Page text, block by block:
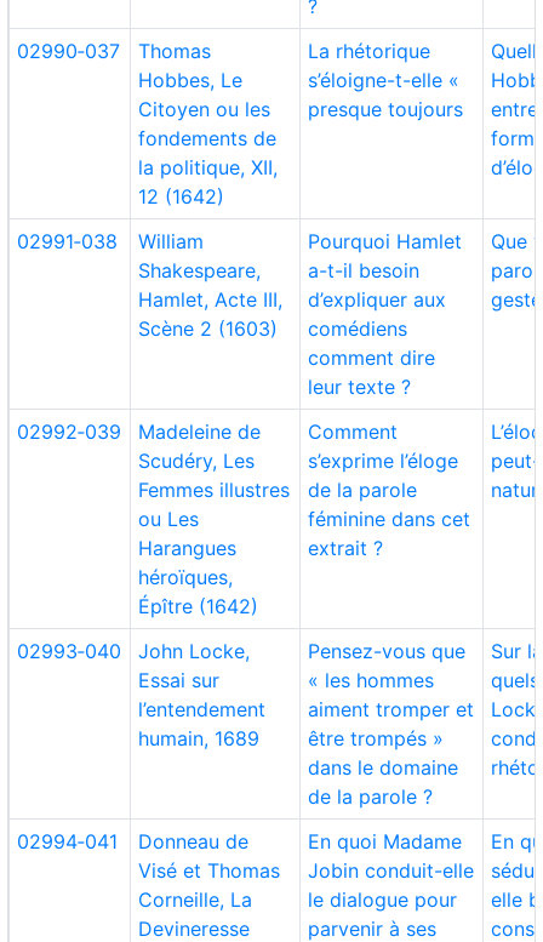
?
02990‑037
Thomas
Hobbes, Le
Citoyen ou les
fondements de
la politique, XII,
12 (1642)
La rhétorique
s’éloigne-t-elle «
presque toujours
02991‑038
William
Shakespeare,
Hamlet, Acte III,
Scène 2 (1603)
Pourquoi Hamlet
a-t-il besoin
d’expliquer aux
comédiens
comment dire
leur texte ?
Que
02992‑039
Madeleine de
Scudéry, Les
Femmes illustres
ou Les
Harangues
héroïques,
Épître (1642)
Comment
s’exprime l’éloge
de la parole
féminine dans cet
extrait ?
02993‑040
John Locke,
Essai sur
l’entendement
humain, 1689
Pensez-vous que
« les hommes
aiment tromper et
être trompés »
dans le domaine
de la parole ?
Sur
02994‑041
Donneau de
Visé et Thomas
Corneille, La
Devineresse
En quoi Madame
Jobin conduit-elle
le dialogue pour
parvenir à ses
En
elle